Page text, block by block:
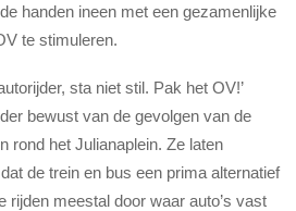
handen ineen met een gezamenlijke
te stimuleren.
sta niet stil. Pak het OV!’
bewust van de gevolgen van de
rond het Julianaplein. Ze laten
de trein en bus een prima alternatief
rijden meestal door waar auto’s vast